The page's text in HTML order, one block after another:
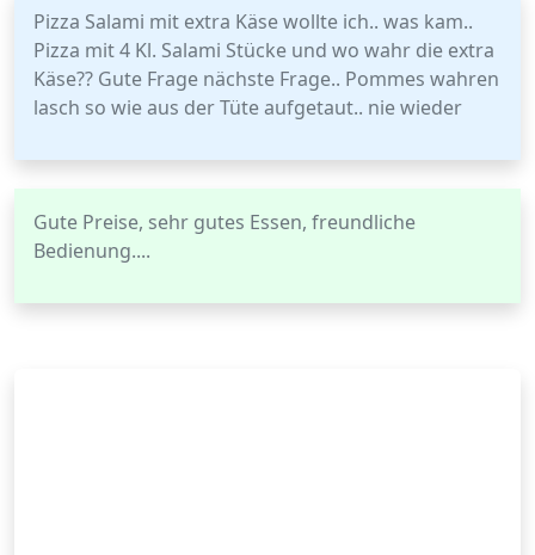
Pizza Salami mit extra Käse wollte ich.. was kam..
Pizza mit 4 Kl. Salami Stücke und wo wahr die extra
Käse?? Gute Frage nächste Frage.. Pommes wahren
lasch so wie aus der Tüte aufgetaut.. nie wieder
Gute Preise, sehr gutes Essen, freundliche
Bedienung....